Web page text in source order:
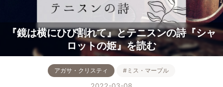
『鏡は横にひび割れて』とテニスンの詩『シャ
ロットの姫』を読む
アガサ・クリスティ #ミス・マープル